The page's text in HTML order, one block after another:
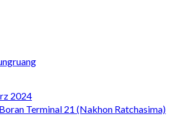
2024
Terminal 21 (Nakhon Ratchasima)